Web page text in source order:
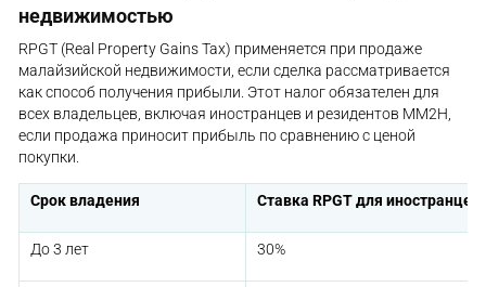
недвижимостью
RPGT (Real Property Gains Tax) применяется при продаже
малайзийской недвижимости, если сделка рассматривается
как способ получения прибыли. Этот налог обязателен для
всех владельцев, включая иностранцев и резидентов MM2H,
если продажа приносит прибыль по сравнению с ценой
покупки.
Срок владения Ставка RPGT для иностранцев
До 3 лет 30%